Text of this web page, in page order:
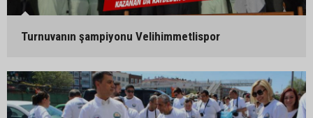
Turnuvanın şampiyonu Velihimmetlispor